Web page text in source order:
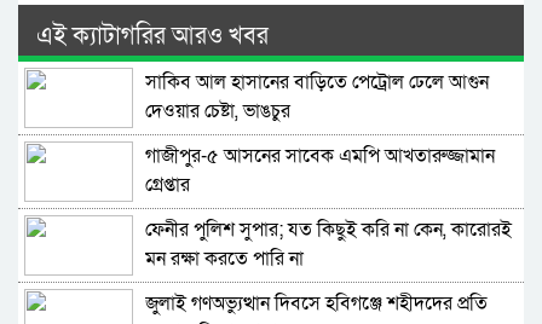
এই ক্যাটাগরির আরও খবর
সাকিব আল হাসানের বাড়িতে পেট্রোল ঢেলে আগুন
দেওয়ার চেষ্টা, ভাঙচুর
গাজীপুর-৫ আসনের সাবেক এমপি আখতারুজ্জামান
গ্রেপ্তার
ফেনীর পুলিশ সুপার; যত কিছুই করি না কেন, কারোরই
মন রক্ষা করতে পারি না
জুলাই গণঅভ্যুত্থান দিবসে হবিগঞ্জে শহীদদের প্রতি